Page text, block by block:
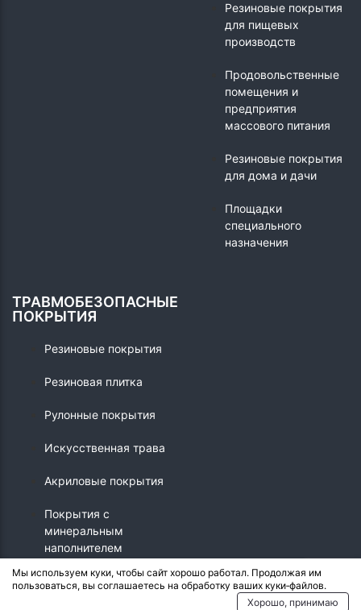
Резиновые покрытия
для пищевых
производств
Продовольственные
помещения и
предприятия
массового питания
Резиновые покрытия
для дома и дачи
Площадки
специального
назначения
ТРАВМОБЕЗОПАСНЫЕ
ПОКРЫТИЯ
Резиновые покрытия
Резиновая плитка
Рулонные покрытия
Искусственная трава
Акриловые покрытия
Покрытия с
минеральным
наполнителем
Мы используем куки, чтобы сайт хорошо работал. Продолжая им
пользоваться, вы соглашаетесь на обработку ваших куки‑файлов.
Хорошо, принимаю